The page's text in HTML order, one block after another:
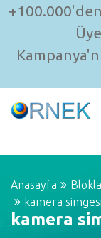
Anasayfa
kamera
kamera